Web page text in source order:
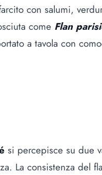
con salumi,
come Flan
a tavola con
si percepisce su due
La consistenza del